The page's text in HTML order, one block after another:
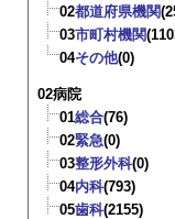
02都道府県機関
03市町村機関
04その他(0)
02病院
01総合(76)
02緊急(0)
03整形外科(0)
04内科(793)
05歯科(2155)